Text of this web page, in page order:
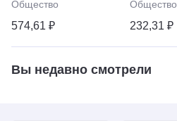
Общество
574,61 ₽
Общество
232,31 ₽
Вы недавно смотрели